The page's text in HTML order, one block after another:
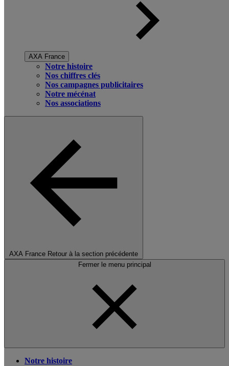
AXA France
Notre histoire
Nos chiffres clés
Nos campagnes publicitaires
Notre mécénat
Nos associations
AXA France Retour à la section précédente
Fermer le menu principal
Notre histoire